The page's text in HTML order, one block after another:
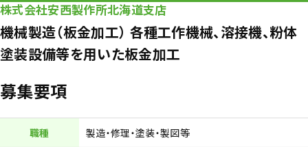
株式会社安西製作所北海道支店
機械製造（板金加工） 各種工作機械、溶接機、粉体
塗装設備等を用いた板金加工
募集要項
職種 製造・修理・塗装・製図等